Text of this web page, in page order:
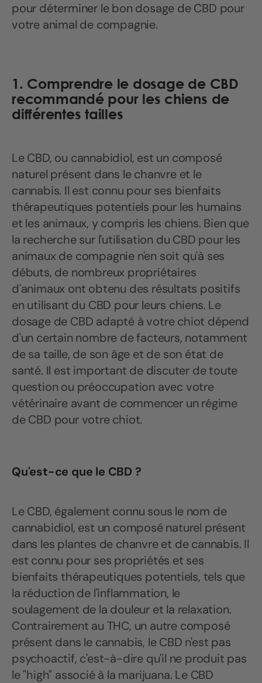
pour déterminer le bon dosage de CBD pour
votre animal de compagnie.
1. Comprendre le dosage de CBD
recommandé pour les chiens de
différentes tailles
Le CBD, ou cannabidiol, est un composé
naturel présent dans le chanvre et le
cannabis. Il est connu pour ses bienfaits
thérapeutiques potentiels pour les humains
et les animaux, y compris les chiens. Bien que
la recherche sur l'utilisation du CBD pour les
animaux de compagnie n'en soit qu'à ses
débuts, de nombreux propriétaires
d'animaux ont obtenu des résultats positifs
en utilisant du CBD pour leurs chiens. Le
dosage de CBD adapté à votre chiot dépend
d'un certain nombre de facteurs, notamment
de sa taille, de son âge et de son état de
santé. Il est important de discuter de toute
question ou préoccupation avec votre
vétérinaire avant de commencer un régime
de CBD pour votre chiot.
Qu'est-ce que le CBD ?
Le CBD, également connu sous le nom de
cannabidiol, est un composé naturel présent
dans les plantes de chanvre et de cannabis. Il
est connu pour ses propriétés et ses
bienfaits thérapeutiques potentiels, tels que
la réduction de l'inflammation, le
soulagement de la douleur et la relaxation.
Contrairement au THC, un autre composé
présent dans le cannabis, le CBD n'est pas
psychoactif, c'est-à-dire qu'il ne produit pas
le "high" associé à la marijuana. Le CBD